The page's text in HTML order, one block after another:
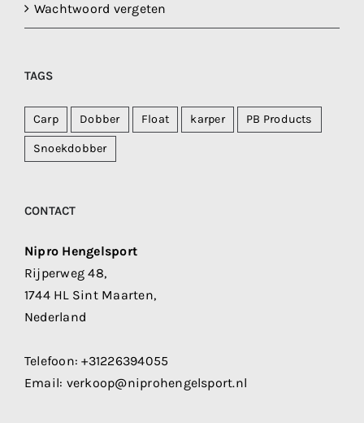
Wachtwoord vergeten
TAGS
Carp Dobber Float karper PB Products
Snoekdobber
CONTACT
Nipro Hengelsport
Rijperweg 48,
1744 HL Sint Maarten,
Nederland
Telefoon:+31226394055
Email: verkoop@niprohengelsport.nl